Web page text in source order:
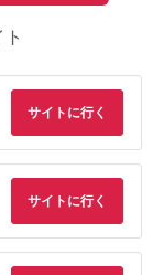
サイトに行く
サイトに行く